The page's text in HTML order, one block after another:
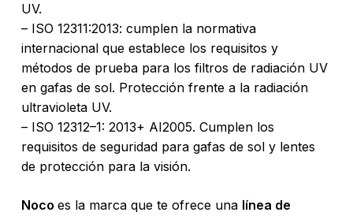
No hay productos en el carrito.
Go To Shop
UV.
– ISO 12311:2013: cumplen la normativa
internacional que establece los requisitos y
métodos de prueba para los filtros de radiación UV
en gafas de sol. Protección frente a la radiación
ultravioleta UV.
– ISO 12312–1: 2013+ AI2005. Cumplen los
requisitos de seguridad para gafas de sol y lentes
de protección para la visión.
Noco es la marca que te ofrece una línea de